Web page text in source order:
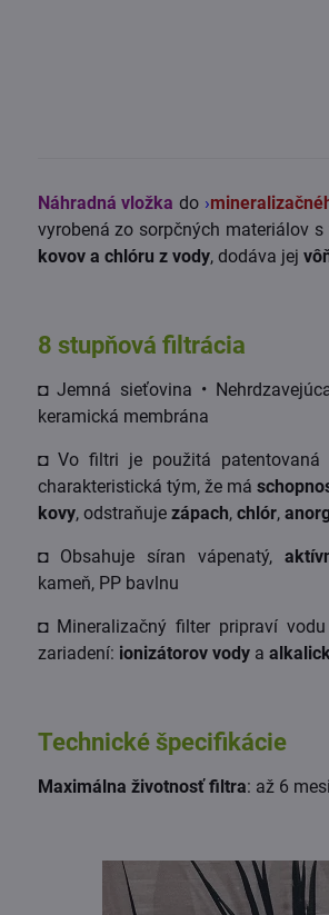
Náhradná vložka do ›
vyrobená zo sorpčných materiálov
kovov a chlóru z vody, dodáva jej
8 stupňová filtrácia
◘ Jemná sieťovina •
keramická membrána
◘ Vo filtri je použitá patentovaná
charakteristická tým, že má
kovy, odstraňuje zápach, chlór,
◘ Obsahuje síran vápenatý,
kameň, PP bavlnu
◘ Mineralizačný filter pripraví
zariadení: ionizátorov vodya
Technické špecifikácie
Maximálna životnosť filtra: až 6